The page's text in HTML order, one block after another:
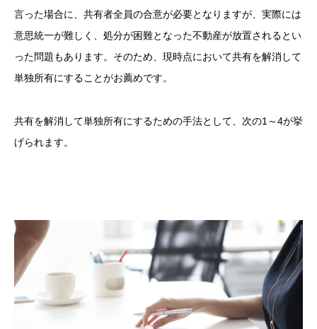
言った場合に、共有者全員の合意が必要となりますが、実際には
意思統一が難しく、処分が困難となった不動産が放置されるとい
った問題もあります。そのため、現時点において共有を解消して
単独所有にすることがお薦めです。
共有を解消して単独所有にするための手法として、次の1～4が挙
げられます。